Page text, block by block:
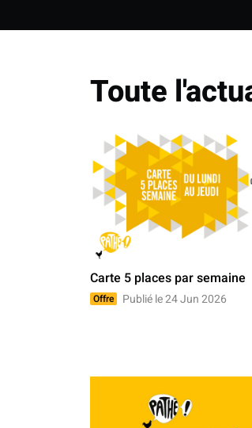
Toute
Carte 5 places par semaine
Offre Publié le 24 Jun 2026